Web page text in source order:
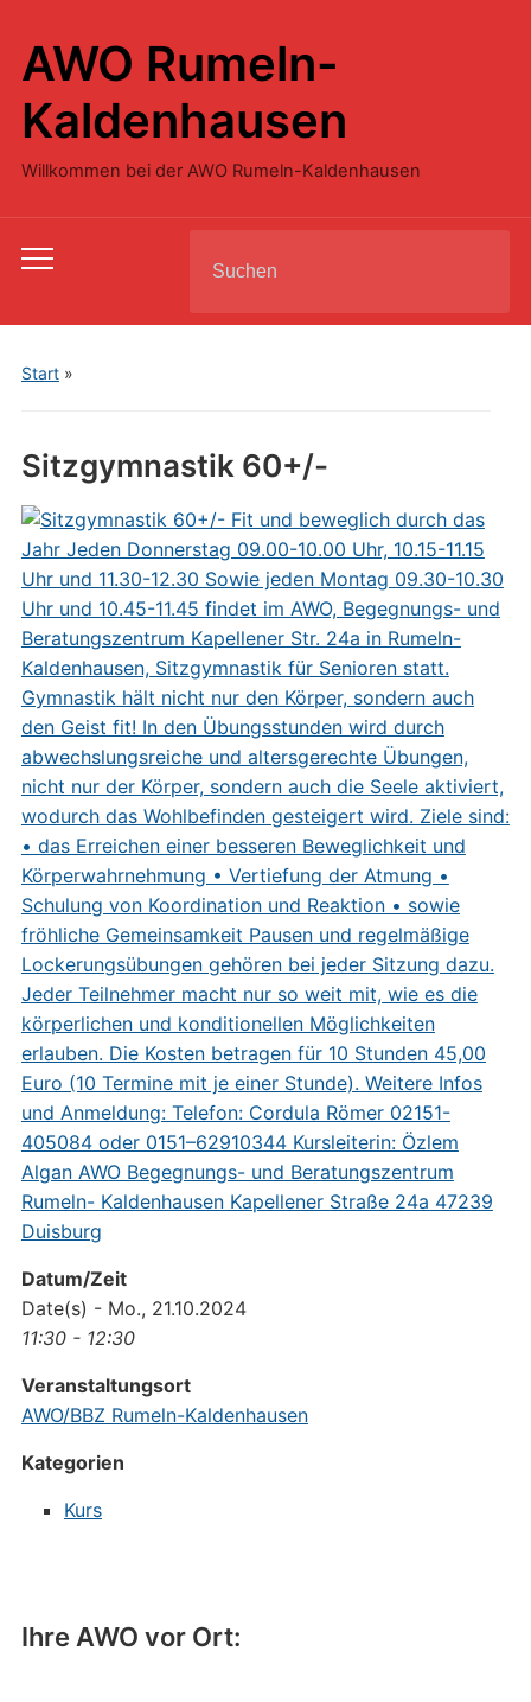
AWO Rumeln-
Kaldenhausen
Willkommen bei der AWO Rumeln-Kaldenhausen
Toggle
menu
for:
Start»
Ihre AWO vor Ort:
Sitzgymnastik 60+/-
Datum/Zeit
Date(s) - Mo., 21.10.2024
11:30 - 12:30
Veranstaltungsort
AWO/BBZ Rumeln-Kaldenhausen
Kategorien
Kurs